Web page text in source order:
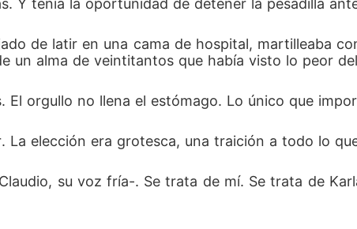
Y tenía la oportunidad de detener la pesadilla
de latir en una cama de hospital, martilleaba
un alma de veintitantos que había visto lo peor
El orgullo no llena el estómago. Lo único que
La elección era grotesca, una traición a todo lo
su voz fría-. Se trata de mí. Se trata de